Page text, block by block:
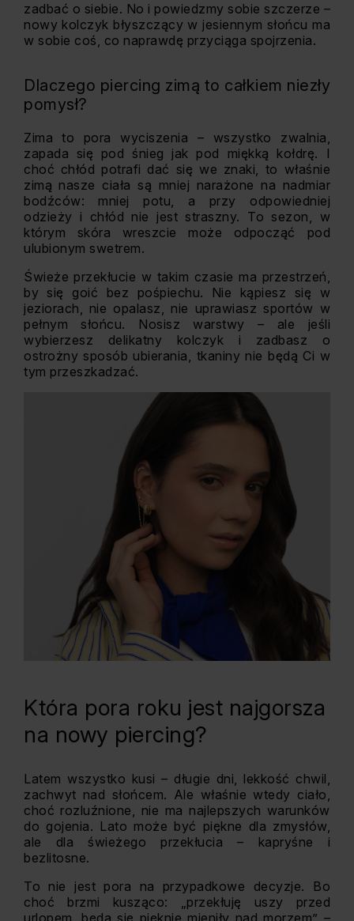
zadbać o siebie. No i powiedzmy sobie szczerze –
nowy kolczyk błyszczący w jesiennym słońcu ma
w sobie coś, co naprawdę przyciąga spojrzenia.
Dlaczego piercing zimą to całkiem niezły
pomysł?
Zima to pora wyciszenia – wszystko zwalnia,
zapada się pod śnieg jak pod miękką kołdrę. I
choć chłód potrafi dać się we znaki, to właśnie
zimą nasze ciała są mniej narażone na nadmiar
bodźców: mniej potu, a przy odpowiedniej
odzieży i chłód nie jest straszny. To sezon, w
którym skóra wreszcie może odpocząć pod
ulubionym swetrem.
Świeże przekłucie w takim czasie ma przestrzeń,
by się goić bez pośpiechu. Nie kąpiesz się w
jeziorach, nie opalasz, nie uprawiasz sportów w
pełnym słońcu. Nosisz warstwy – ale jeśli
wybierzesz delikatny kolczyk i zadbasz o
ostrożny sposób ubierania, tkaniny nie będą Ci w
tym przeszkadzać.
Która pora roku jest najgorsza
na nowy piercing?
Latem wszystko kusi – długie dni, lekkość chwil,
zachwyt nad słońcem. Ale właśnie wtedy ciało,
choć rozluźnione, nie ma najlepszych warunków
do gojenia. Lato może być piękne dla zmysłów,
ale dla świeżego przekłucia – kapryśne i
bezlitosne.
To nie jest pora na przypadkowe decyzje. Bo
choć brzmi kusząco: „przekłuję uszy przed
urlopem, będą się pięknie mieniły nad morzem” –